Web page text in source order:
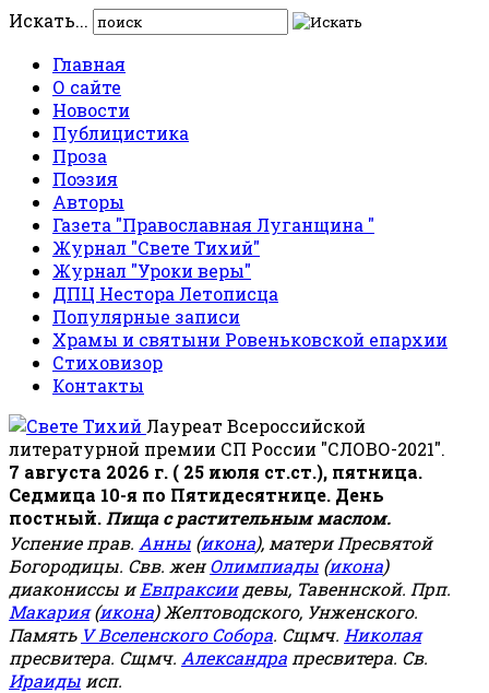
Искать...
Главная
О сайте
Новости
Публицистика
Проза
Поэзия
Авторы
Газета "Православная Луганщина "
Журнал "Свете Тихий"
Журнал "Уроки веры"
ДПЦ Нестора Летописца
Популярные записи
Храмы и святыни Ровеньковской епархии
Стиховизор
Контакты
Лауреат Всероссийской
литературной премии СП России "СЛОВО-2021".
7 августа 2026 г. ( 25 июля ст.ст.), пятница.
Седмица 10-я по Пятидесятнице. День
постный. Пища с растительным маслом.
Успение прав. Анны (икона), матери Пресвятой
Богородицы. Свв. женОлимпиады (икона)
диакониссы иЕвпраксиидевы, Тавеннской. Прп.
Макария(икона) Желтоводского, Унженского.
Память V Вселенского Собора. Сщмч. Николая
пресвитера. Сщмч. Александра пресвитера. Св.
Ираиды исп.